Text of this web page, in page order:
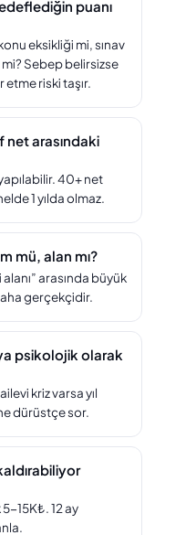
puanı
eksikliği mi, sınav
mi? Sebep belirsizse
etme riski taşır.
net arasındaki
40+ net
1 yılda olmaz.
mü, alan mı?
alanı” arasında büyük
gerçekçidir.
psikolojik olarak
kriz varsa yıl
dürüstçe sor.
15K₺. 12 ay